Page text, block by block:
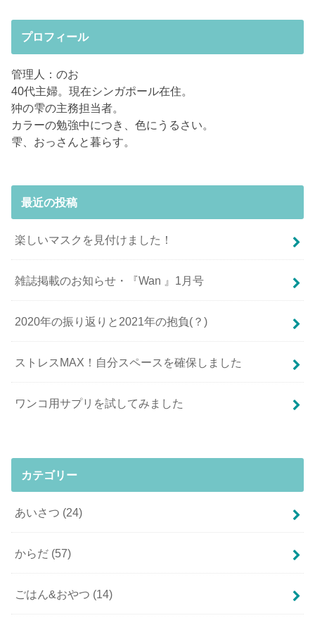
プロフィール
管理人：のお
40代主婦。現在シンガポール在住。
狆の雫の主務担当者。
カラーの勉強中につき、色にうるさい。
雫、おっさんと暮らす。
最近の投稿
楽しいマスクを見付けました！
雑誌掲載のお知らせ・『Wan 』1月号
2020年の振り返りと2021年の抱負(？)
ストレスMAX！自分スペースを確保しました
ワンコ用サプリを試してみました
カテゴリー
あいさつ (24)
からだ (57)
ごはん&おやつ (14)